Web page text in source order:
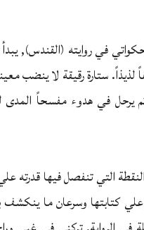
في روايته‏ (‏القندس‏),‏ يبدأ
لذيذا‏ً. ستارة رقيقة لا
يرحل في هدوء مفسحاً
التي تنفصل فيها قدرته
كتابتها وسرعان ما